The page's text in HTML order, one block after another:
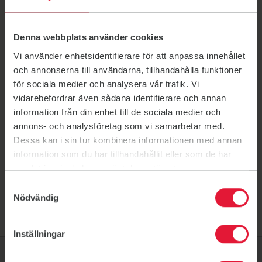
Denna webbplats använder cookies
Vi använder enhetsidentifierare för att anpassa innehållet
och annonserna till användarna, tillhandahålla funktioner
för sociala medier och analysera vår trafik. Vi
vidarebefordrar även sådana identifierare och annan
information från din enhet till de sociala medier och
annons- och analysföretag som vi samarbetar med.
Dessa kan i sin tur kombinera informationen med annan
information som du har tillhandahållit eller som de har
samlat in när du har använt deras tjänster.
Nödvändig
Inställningar
Medlemsvillkor Bokning & Schema Trivselregler
Hitta ditt träningsställe
Linköping City
Harvestad
Kanonhuset
Mjärdevi
Motala
Tannefors